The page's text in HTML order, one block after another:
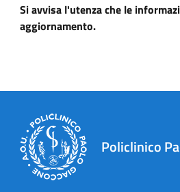
Si avvisa l'utenza che le
aggiornamento.
Policlinico